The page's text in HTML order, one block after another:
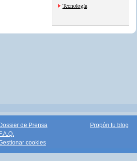
Tecnología
Dossier de Prensa
F.A.Q.
cookies
Propón tu blog